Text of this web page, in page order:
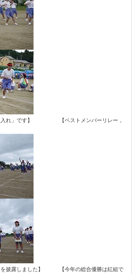
玉入れ」です】 【ベストメンバーリレー，
を披露しました】 【今年の総合優勝は紅組で